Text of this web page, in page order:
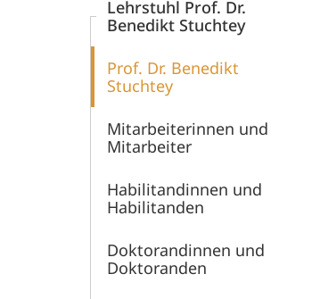
Lehrstuhl Prof. Dr.
Benedikt Stuchtey
Prof. Dr. Benedikt
Stuchtey
Mitarbeiterinnen und
Mitarbeiter
Habilitandinnen und
Habilitanden
Doktorandinnen und
Doktoranden